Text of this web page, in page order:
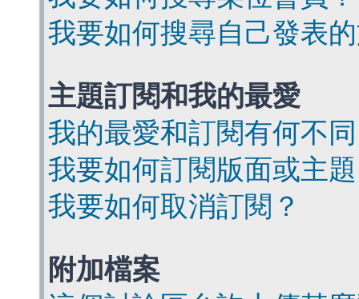
我要如何搜尋自己發表
主題訂閱和我的最愛
我的最愛和訂閱有何不
我要如何訂閱版面或主
我要如何取消訂閱？
附加檔案